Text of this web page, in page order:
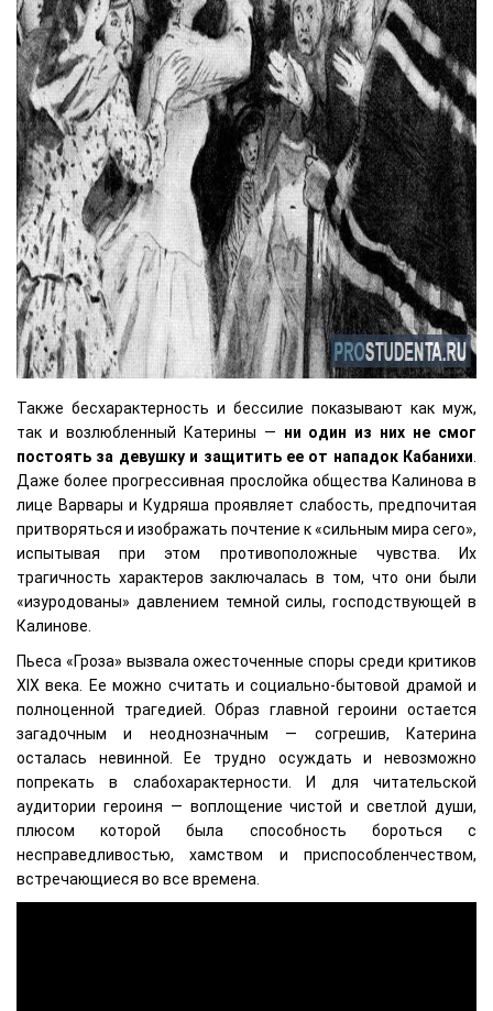
Также бесхарактерность и бессилие показывают как муж,
так и возлюбленный Катерины — ни один из них не смог
постоять за девушку и защитить ее от нападок Кабанихи
Даже более прогрессивная прослойка общества Калинова в
лице Варвары и Кудряша проявляет слабость, предпочитая
притворяться и изображать почтение к «сильным мира сего»,
испытывая при этом противоположные чувства. Их
трагичность характеров заключалась в том, что они были
«изуродованы» давлением темной силы, господствующей в
Калинове.
Пьеса «Гроза» вызвала ожесточенные споры среди критиков
XIX века. Ее можно считать и социально-бытовой драмой и
полноценной трагедией. Образ главной героини остается
загадочным и неоднозначным — согрешив, Катерина
осталась невинной. Ее трудно осуждать и невозможно
попрекать в слабохарактерности. И для читательской
аудитории героиня — воплощение чистой и светлой души,
плюсом которой была способность бороться с
несправедливостью, хамством и приспособленчеством,
встречающиеся во все времена.